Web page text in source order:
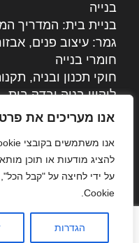
אנו מעריכים את
להציג מודעות או תוכן
על ידי לחיצה על "קבל
Cookie.
הגדרות
בנייה
בניית בית: המדריך
גמר: עיצוב פנים,
חומרי בנייה
חוקי תכנון ובניה,
ליקויי בניה ובדק בית
נדל"ן: זכויות, אגרות
עקרונות ניהול
צילום אדריכלי
שיווק נדלן
שיטות בניה: מפרטים
תוכן שיווקי